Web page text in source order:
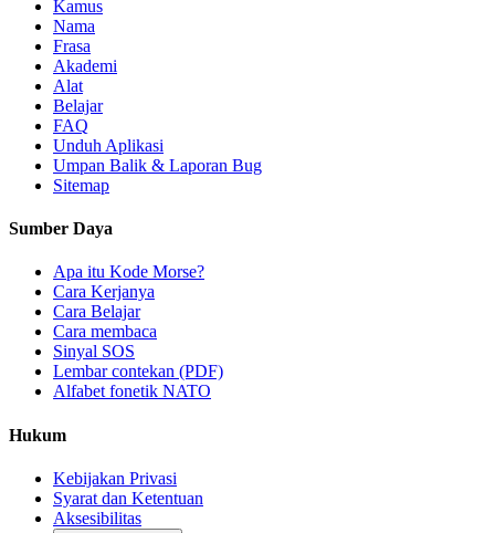
Kamus
Nama
Frasa
Akademi
Alat
Belajar
FAQ
Unduh Aplikasi
Umpan Balik & Laporan Bug
Sitemap
Sumber Daya
Apa itu Kode Morse?
Cara Kerjanya
Cara Belajar
Cara membaca
Sinyal SOS
Lembar contekan (PDF)
Alfabet fonetik NATO
Hukum
Kebijakan Privasi
Syarat dan Ketentuan
Aksesibilitas